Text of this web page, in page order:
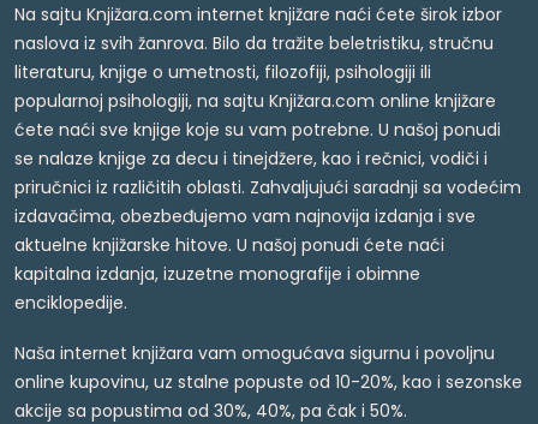
Na sajtu Knjižara.com internet knjižare naći ćete širok izbor
naslova iz svih žanrova. Bilo da tražite beletristiku, stručnu
literaturu, knjige o umetnosti, filozofiji, psihologiji ili
popularnoj psihologiji, na sajtu Knjižara.com online knjižare
ćete naći sve knjige koje su vam potrebne. U našoj ponudi
se nalaze knjige za decu i tinejdžere, kao i rečnici, vodiči i
priručnici iz različitih oblasti. Zahvaljujući saradnji sa vodećim
izdavačima, obezbeđujemo vam najnovija izdanja i sve
aktuelne knjižarske hitove. U našoj ponudi ćete naći
kapitalna izdanja, izuzetne monografije i obimne
enciklopedije.
Naša internet knjižara vam omogućava sigurnu i povoljnu
online kupovinu, uz stalne popuste od 10-20%, kao i sezonske
akcije sa popustima od 30%, 40%, pa čak i 50%.